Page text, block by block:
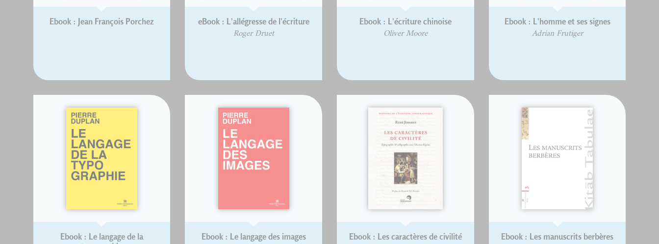
Ebook : Jean François Porchez eBook : L'allégresse de l'écriture
Roger Druet
Ebook : L'écriture chinoise
Oliver Moore
Ebook : L'homme et ses signes
Adrian Frutiger
Ebook : Le langage de la
Ebook : Le langage des images Ebook : Les caractères de civilité Ebook : Les manuscrits berbères